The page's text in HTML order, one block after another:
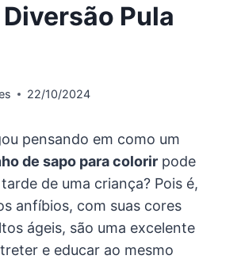
Pula
22/10/2024
pensando em como um
de sapo para colorir pode
de uma criança? Pois é,
anfíbios, com suas cores
ágeis, são uma excelente
e educar ao mesmo